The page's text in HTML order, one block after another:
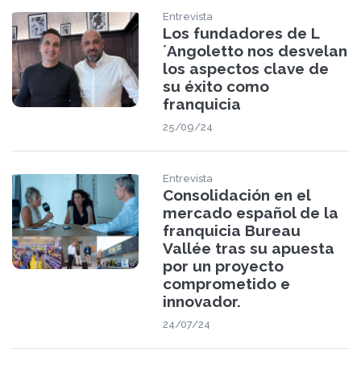
Entrevista
Los fundadores de L
´Angoletto nos desvelan
los aspectos clave de
su éxito como
franquicia
25/09/24
Entrevista
Consolidación en el
mercado español de la
franquicia Bureau
Vallée tras su apuesta
por un proyecto
comprometido e
innovador.
24/07/24